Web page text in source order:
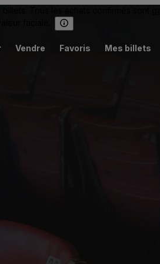
Vendre Favoris Mes billets